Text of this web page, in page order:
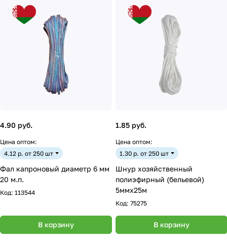
4.90 руб.
Цена оптом:
4.12 р. от 250 шт
Фал капроновый диаметр 6 мм
20 м.п.
Код: 113544
В корзину
1.85 руб.
Цена оптом:
1.30 р. от 250 шт
Шнур хозяйственный
полиэфирный (бельевой)
5ммх25м
Код: 75275
В корзину